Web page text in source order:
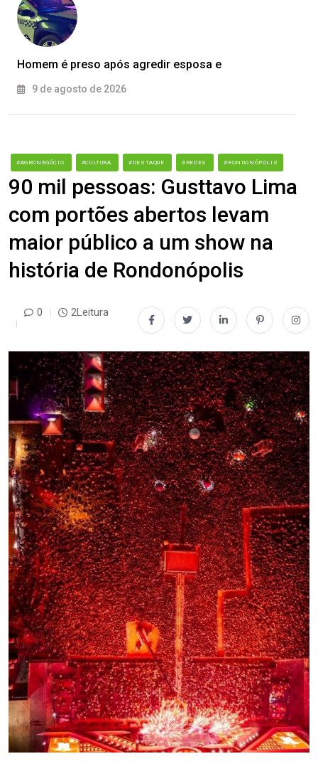
Homem é preso após agredir esposa e
9 de agosto de 2026
#AGRONEGÓCIO #CULTURA #DESTAQUE #REDES #RONDONÓPOLIS
90 mil pessoas: Gusttavo Lima
com portões abertos levam
maior público a um show na
história de Rondonópolis
0 2Leitura